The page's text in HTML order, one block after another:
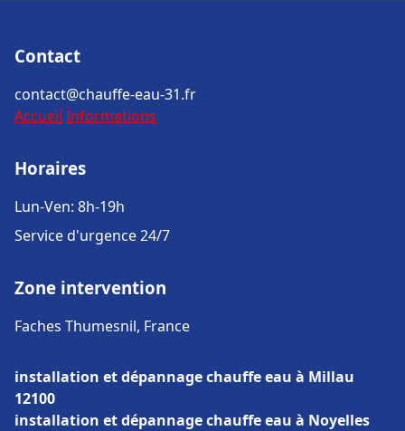
Contact
contact@chauffe-eau-31.fr
Accueil Informations
Horaires
Lun-Ven: 8h-19h
Service d'urgence 24/7
Zone intervention
Faches Thumesnil, France
installation et dépannage chauffe eau à Millau
12100
installation et dépannage chauffe eau à Noyelles